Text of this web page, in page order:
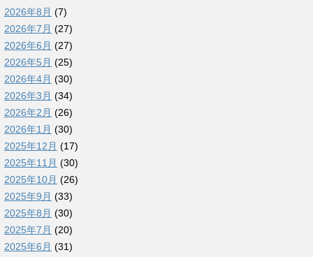
2026年8月 (7)
2026年7月 (27)
2026年6月 (27)
2026年5月 (25)
2026年4月 (30)
2026年3月 (34)
2026年2月 (26)
2026年1月 (30)
2025年12月 (17)
2025年11月 (30)
2025年10月 (26)
2025年9月 (33)
2025年8月 (30)
2025年7月 (20)
2025年6月 (31)